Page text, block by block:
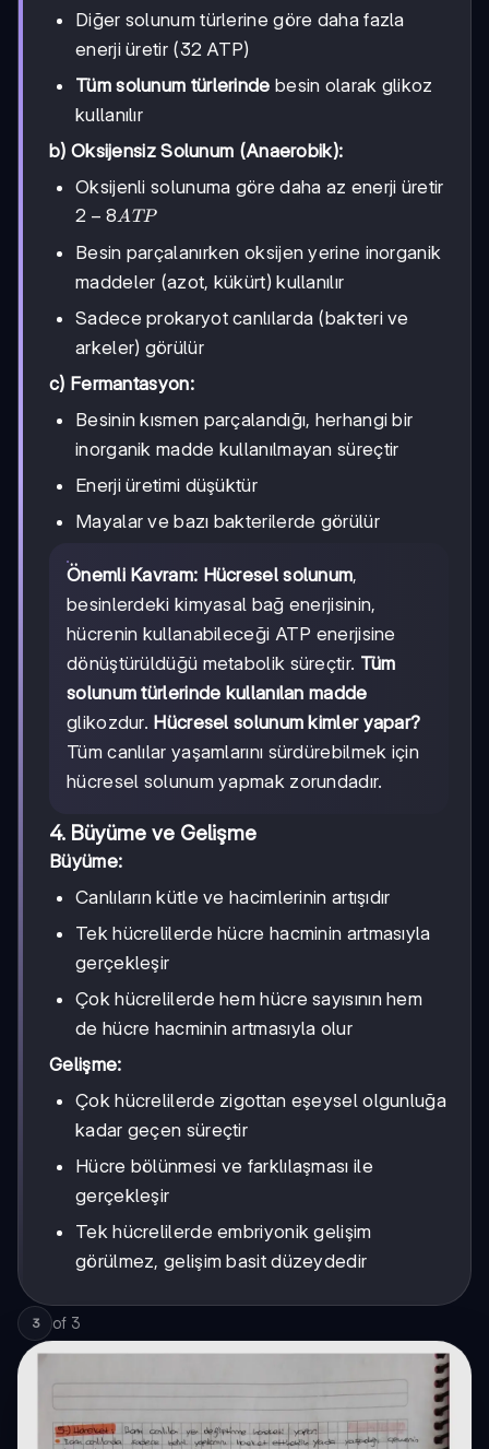
Diğer solunum türlerine göre daha fazla
enerji üretir (32 ATP)
Tüm solunum türlerinde besin olarak glikoz
kullanılır
b) Oksijensiz Solunum (Anaerobik):
Oksijenli solunuma göre daha az enerji üretir
2-8
2 − 8ATP
Besin parçalanırken oksijen yerine inorganik
maddeler (azot, kükürt) kullanılır
Sadece prokaryot canlılarda (bakteri ve
arkeler) görülür
c) Fermantasyon:
Besinin kısmen parçalandığı, herhangi bir
inorganik madde kullanılmayan süreçtir
Enerji üretimi düşüktür
Mayalar ve bazı bakterilerde görülür
Önemli Kavram: Hücresel solunum,
besinlerdeki kimyasal bağ enerjisinin,
hücrenin kullanabileceği ATP enerjisine
dönüştürüldüğü metabolik süreçtir. Tüm
solunum türlerinde kullanılan madde
glikozdur. Hücresel solunum kimler yapar?
Tüm canlılar yaşamlarını sürdürebilmek için
hücresel solunum yapmak zorundadır.
4. Büyüme ve Gelişme
Büyüme:
Canlıların kütle ve hacimlerinin artışıdır
Tek hücrelilerde hücre hacminin artmasıyla
gerçekleşir
Çok hücrelilerde hem hücre sayısının hem
de hücre hacminin artmasıyla olur
Gelişme:
Çok hücrelilerde zigottan eşeysel olgunluğa
kadar geçen süreçtir
Hücre bölünmesi ve farklılaşması ile
gerçekleşir
Tek hücrelilerde embriyonik gelişim
görülmez, gelişim basit düzeydedir
3 of 3